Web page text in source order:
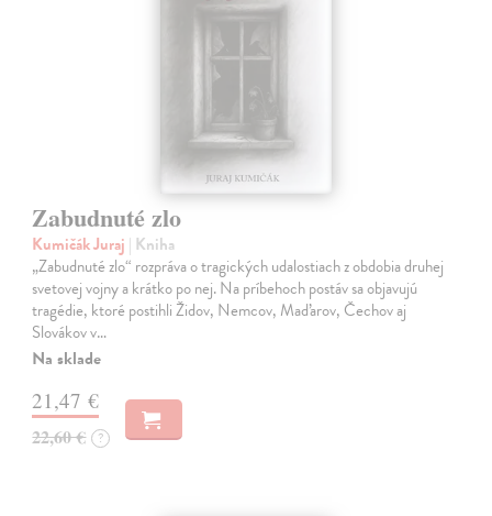
Zabudnuté zlo
Kumičák Juraj | Kniha
„Zabudnuté zlo“ rozpráva o tragických udalostiach z obdobia druhej
svetovej vojny a krátko po nej. Na príbehoch postáv sa objavujú
tragédie, ktoré postihli Židov, Nemcov, Maďarov, Čechov aj
Slovákov v…
Na sklade
21,47 €
22,60 € ?